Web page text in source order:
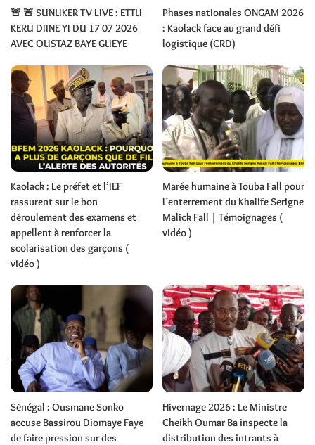
🚨 🚨 SUNUKER TV LIVE : ETTU
KERU DIINE YI DU 17 07 2026
AVEC OUSTAZ BAYE GUEYE
Phases nationales ONGAM 2026
: Kaolack face au grand défi
logistique (CRD)
Kaolack : Le préfet et l’IEF
rassurent sur le bon
déroulement des examens et
appellent à renforcer la
scolarisation des garçons (
vidéo )
Marée humaine à Touba Fall pour
l’enterrement du Khalife Serigne
Malick Fall | Témoignages (
vidéo )
Sénégal : Ousmane Sonko
accuse Bassirou Diomaye Faye
de faire pression sur des
Hivernage 2026 : Le Ministre
Cheikh Oumar Ba inspecte la
distribution des intrants à